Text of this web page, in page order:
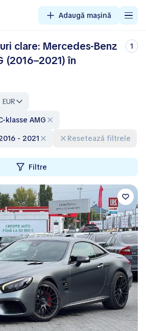
Adaugă mașină
clare: Mercedes-Benz
(2016–2021) în
1
EUR
klasse AMG
- 2021
Resetează filtrele
Filtre